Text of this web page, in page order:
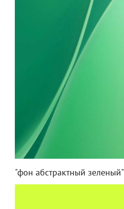
"фон абстрактный зеленый"